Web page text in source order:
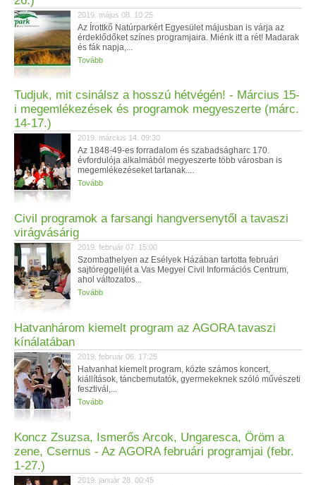
2019. május 08. 10:25
Az Írottkő Natúrparkért Egyesület májusban is várja az
érdeklődőket színes programjaira. Miénk itt a rét! Madarak
és fák napja,...
Tovább
Tudjuk, mit csinálsz a hosszú hétvégén! - Március 15-
i megemlékezések és programok megyeszerte (márc.
14-17.)
2019. március 14. 09:30
Az 1848-49-es forradalom és szabadságharc 170.
évfordulója alkalmából megyeszerte több városban is
megemlékezéseket tartanak....
Tovább
Civil programok a farsangi hangversenytől a tavaszi
virágvásárig
2019. február 07. 15:00
Szombathelyen az Esélyek Házában tartotta februári
sajtóreggelijét a Vas Megyei Civil Információs Centrum,
ahol változatos...
Tovább
Hatvanhárom kiemelt program az AGORA tavaszi
kínálatában
2019. február 06. 17:25
Hatvanhat kiemelt program, közte számos koncert,
kiállítások, táncbemutatók, gyermekeknek szóló művészeti
fesztivál,...
Tovább
Koncz Zsuzsa, Ismerős Arcok, Ungaresca, Öröm a
zene, Csernus - Az AGORA februári programjai (febr.
1-27.)
2019. január 28. 00:45